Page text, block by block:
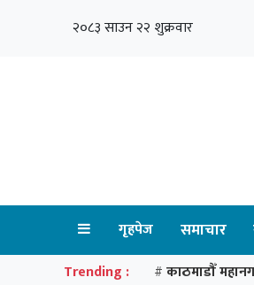
२०८३ साउन २२ शुक्रवार
गृहपेज समाचार
Trending : # काठमाडौँ